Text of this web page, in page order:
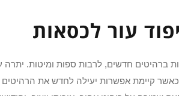
עור לכסאות
ברהיטים חדשים, לרבות ספות ומיטות.
קיימת אפשרות יעילה לחדש את הרהיטים